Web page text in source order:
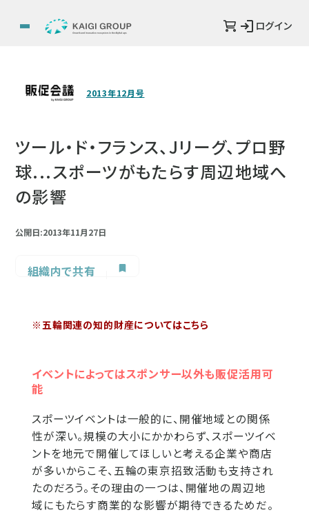
ログイン
2013年12月号
ツール・ド・フランス、Jリーグ、プロ野
球...スポーツがもたらす周辺地域へ
の影響
公開日:2013年11月27日
組織内で共有
※五輪関連の知的財産についてはこちら
イベントによってはスポンサー以外も販促活用可
能
スポーツイベントは一般的に、開催地域との関係
性が深い。規模の大小にかかわらず、スポーツイベ
ントを地元で開催してほしいと考える企業や商店
が多いからこそ、五輪の東京招致活動も支持され
たのだろう。その理由の一つは、開催地の周辺地
域にもたらす商業的な影響が期待できるためだ。